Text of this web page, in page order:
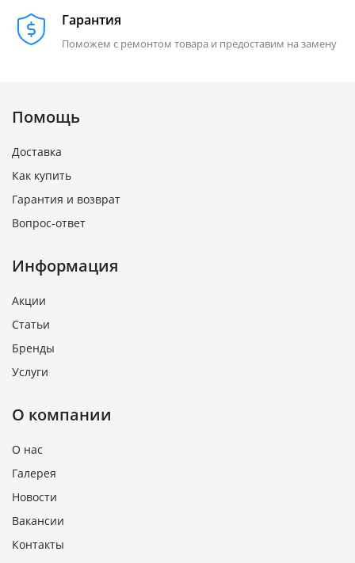
Гарантия
Поможем с ремонтом товара и предоставим на замену
Помощь
Доставка
Как купить
Гарантия и возврат
Вопрос-ответ
Информация
Акции
Статьи
Бренды
Услуги
О компании
О нас
Галерея
Новости
Вакансии
Контакты